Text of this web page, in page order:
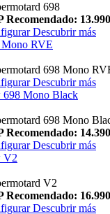
698
Recomendado:
Descubrir más
RVE
698 Mono
Descubrir más
698 Mono Black
698 Mono
Recomendado:
Descubrir más
V2
V2
Recomendado:
Descubrir más